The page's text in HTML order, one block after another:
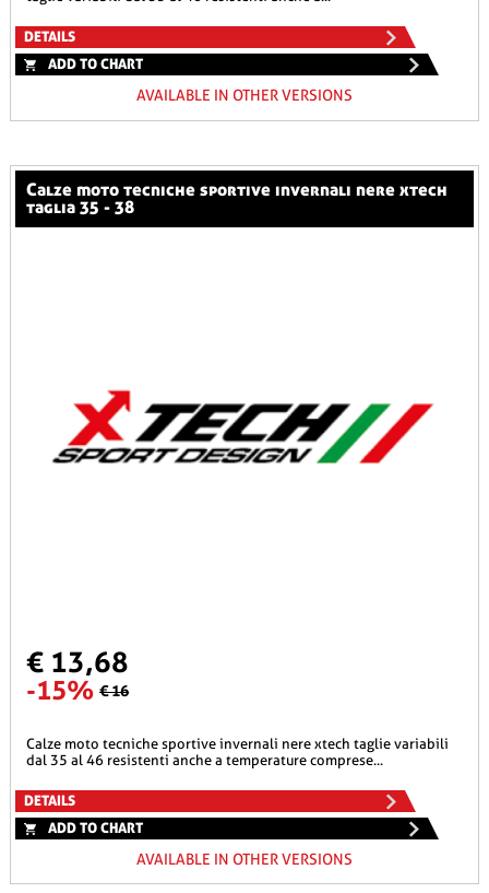
DETAILS
ADD TO CHART
AVAILABLE IN OTHER VERSIONS
calze moto tecniche sportive invernali nere xtech
taglia 35 - 38
€ 13,68
-15% € 16
calze moto tecniche sportive invernali nere xtech taglie variabili
dal 35 al 46 resistenti anche a temperature comprese...
DETAILS
ADD TO CHART
AVAILABLE IN OTHER VERSIONS